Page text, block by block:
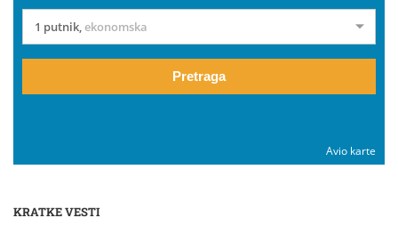
1 putnik,ekonomska
Pretraga
Avio karte
KRATKE VESTI